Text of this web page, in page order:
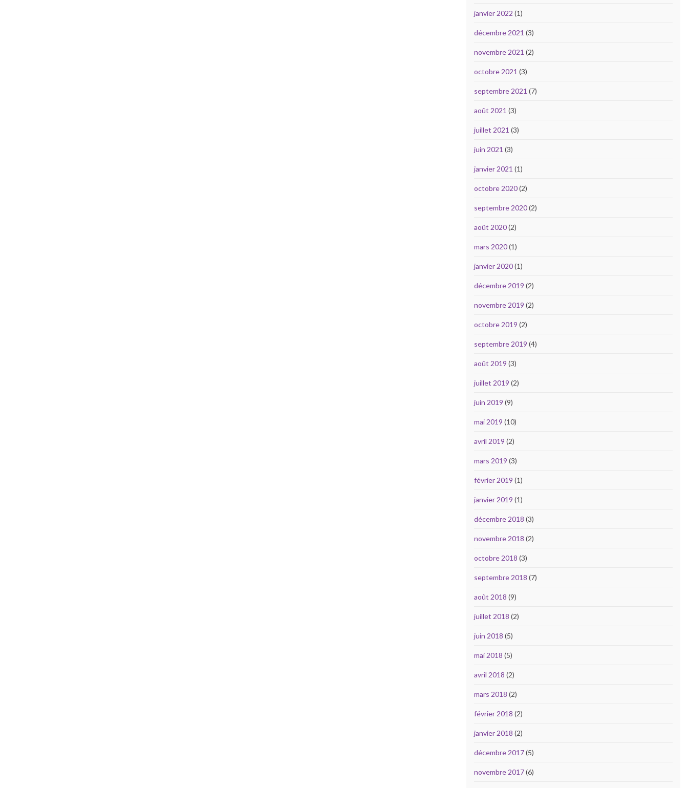
janvier 2022 (1)
décembre 2021 (3)
novembre 2021 (2)
octobre 2021 (3)
septembre 2021 (7)
août 2021 (3)
juillet 2021 (3)
juin 2021 (3)
janvier 2021 (1)
octobre 2020(2)
septembre 2020(2)
août 2020(2)
mars 2020(1)
janvier 2020(1)
décembre 2019 (2)
novembre 2019 (2)
octobre 2019 (2)
septembre 2019 (4)
août 2019 (3)
juillet 2019 (2)
juin 2019 (9)
mai 2019 (10)
avril 2019 (2)
mars 2019 (3)
février 2019 (1)
janvier 2019 (1)
décembre 2018 (3)
novembre 2018 (2)
octobre 2018 (3)
septembre 2018 (7)
août 2018 (9)
juillet 2018 (2)
juin 2018 (5)
mai 2018 (5)
avril 2018 (2)
mars 2018 (2)
février 2018 (2)
janvier 2018 (2)
décembre 2017(5)
novembre 2017(6)